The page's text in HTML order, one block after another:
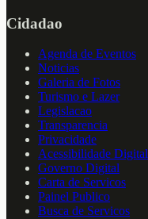
Cidadao
Agenda de Eventos
Noticias
Galeria de Fotos
Turismo e Lazer
Legislacao
Transparencia
Privacidade
Acessibilidade Digital
Governo Digital
Carta de Servicos
Painel Publico
Busca de Servicos